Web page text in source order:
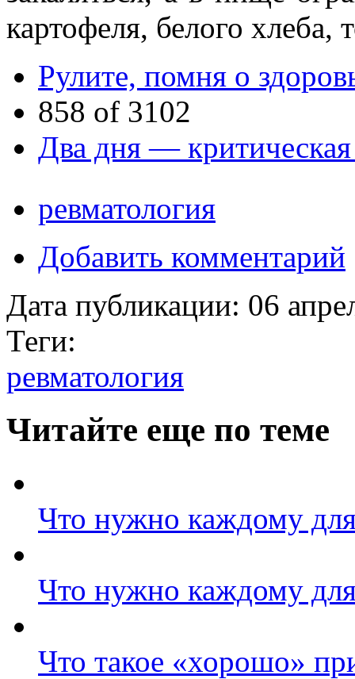
картофеля, белого хлеба,
Рулите, помня о
858 of 3102
Два дня — критическая
ревматология
Добавить комментарий
Дата публикации: 06
Теги:
ревматология
Читайте еще по теме
Что нужно каждому
Что нужно каждому
Что такое «хорошо»